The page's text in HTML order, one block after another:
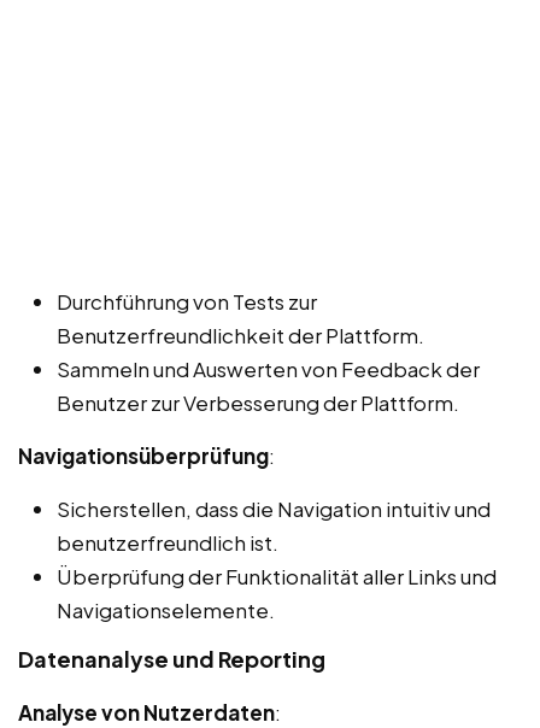
Durchführung von Tests zur
Benutzerfreundlichkeit der Plattform.
Sammeln und Auswerten von Feedback der
Benutzer zur Verbesserung der Plattform.
Navigationsüberprüfung:
Sicherstellen, dass die Navigation intuitiv und
benutzerfreundlich ist.
Überprüfung der Funktionalität aller Links und
Navigationselemente.
Datenanalyse und Reporting
Analyse von Nutzerdaten: